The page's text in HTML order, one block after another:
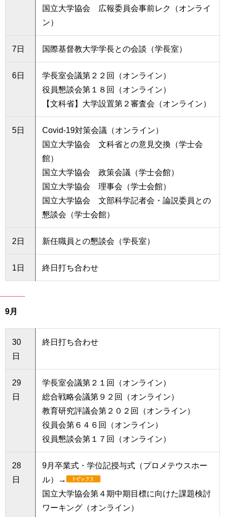
国立大学協会 広報委員会事前レク（オンライ
ン）
7日 国際基督教大学学長との会談（学長室）
6日
学長室会議第２２回（オンライン）
役員懇談会第１８回（オンライン）
【文科省】大学設置第２審査会（オンライン）
5日
Covid-19対策会議（オンライン）
国立大学協会 文科省との意見交換（学士会
館）
国立大学協会 政策会議（学士会館）
国立大学協会 理事会（学士会館）
国立大学協会 文部科学記者会・論説委員との
懇談会（学士会館）
2日 新任職員との懇談会（学長室）
1日 終日打ち合わせ
9月
30
日
終日打ち合わせ
29
日
学長室会議第２１回（オンライン）
総合戦略会議第９２回（オンライン）
教育研究評議会第２０２回（オンライン）
役員会第６４６回（オンライン）
役員懇談会第１７回（オンライン）
28
日
9月卒業式・学位記授与式（プロメテウスホー
ル）→
国立大学協会第４期中期目標に向けた課題検討
ワーキング（オンライン）